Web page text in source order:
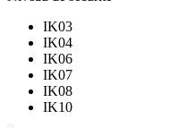
IK03
IK04
IK06
IK07
IK08
IK10